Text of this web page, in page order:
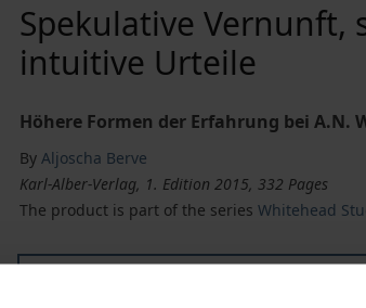
Spekulative Vernunft,
intuitive Urteile
Höhere Formen der Erfahrung bei A.N.
By Aljoscha Berve
Karl-Alber-Verlag, 1. Edition 2015, 332 Pages
The product is part of the seriesWhitehead
Spekulative Vernunft, symbolische